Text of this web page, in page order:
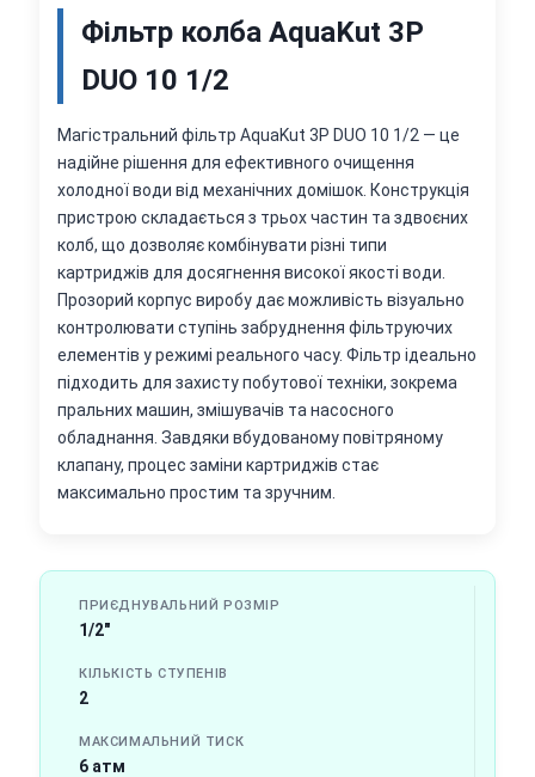
Фільтр колба AquaKut 3Р
DUO 10 1/2
Магістральний фільтр AquaKut 3Р DUO 10 1/2 — це
надійне рішення для ефективного очищення
холодної води від механічних домішок. Конструкція
пристрою складається з трьох частин та здвоєних
колб, що дозволяє комбінувати різні типи
картриджів для досягнення високої якості води.
Прозорий корпус виробу дає можливість візуально
контролювати ступінь забруднення фільтруючих
елементів у режимі реального часу. Фільтр ідеально
підходить для захисту побутової техніки, зокрема
пральних машин, змішувачів та насосного
обладнання. Завдяки вбудованому повітряному
клапану, процес заміни картриджів стає
максимально простим та зручним.
ПРИЄДНУВАЛЬНИЙ РОЗМІР
1/2"
КІЛЬКІСТЬ СТУПЕНІВ
2
МАКСИМАЛЬНИЙ ТИСК
6 атм